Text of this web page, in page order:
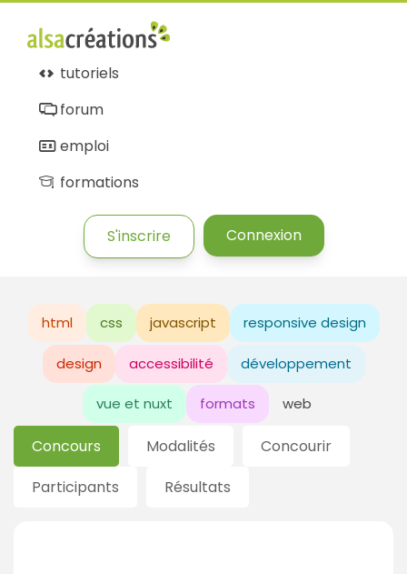
tutoriels
forum
emploi
formations
S'inscrire Connexion
html css javascript responsive design
design accessibilité développement
vue et nuxt formats web
Concours Modalités
Concourir
Participants
Résultats